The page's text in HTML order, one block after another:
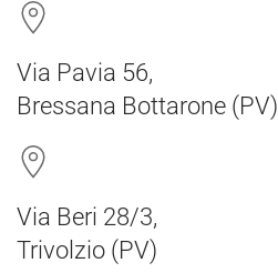
Via Pavia 56,
Bressana Bottarone (PV)
Via Beri 28/3,
Trivolzio (PV)